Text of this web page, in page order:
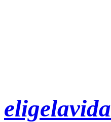
eligelavida